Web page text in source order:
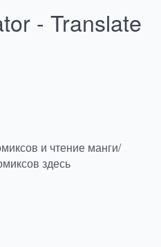
- Translate
и чтение манги/
здесь